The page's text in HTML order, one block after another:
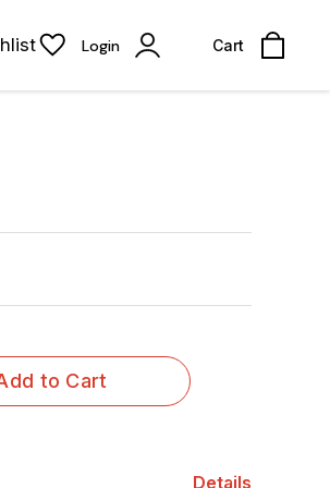
Login Cart
to Cart
Details